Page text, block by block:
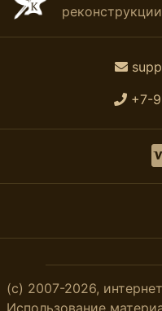
+7-
(с) 2007-2026,